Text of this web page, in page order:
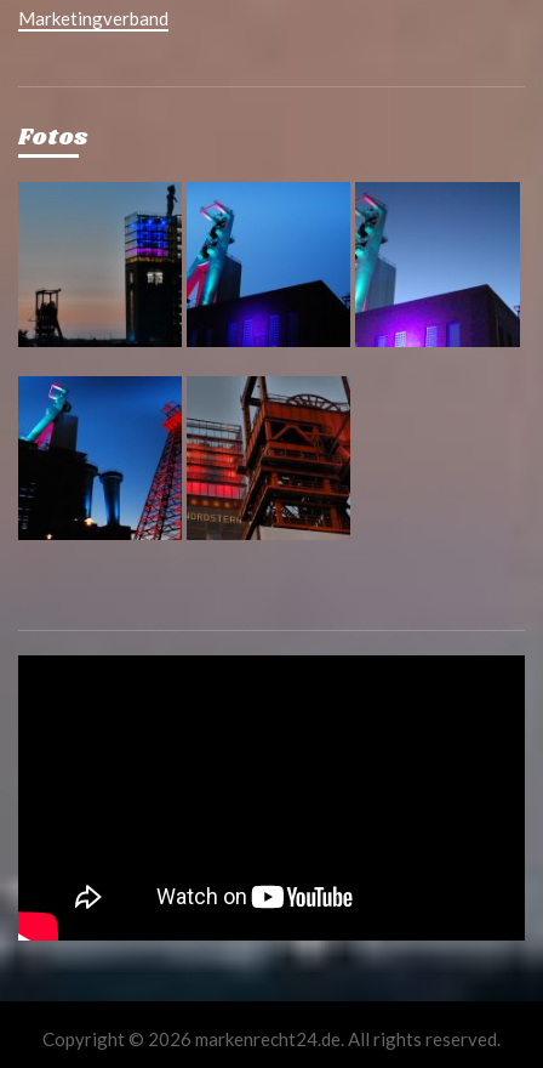
Marketingverband
Fotos
Copyright © 2026 markenrecht24.de. All rights reserved.